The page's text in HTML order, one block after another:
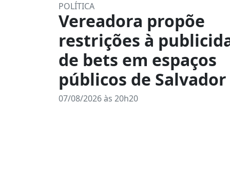
POLÍTICA
Vereadora propõe
restrições à
de bets em espaços
públicos de Salvador
07/08/2026 às 20h20